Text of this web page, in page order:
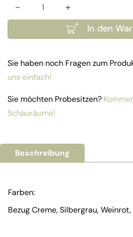
- +
In den
Sie haben noch Fragen zum
uns einfach!
Sie möchten Probesitzen?
Schauräume!
Beschreibung
Farben:
Bezug Creme, Silbergrau,